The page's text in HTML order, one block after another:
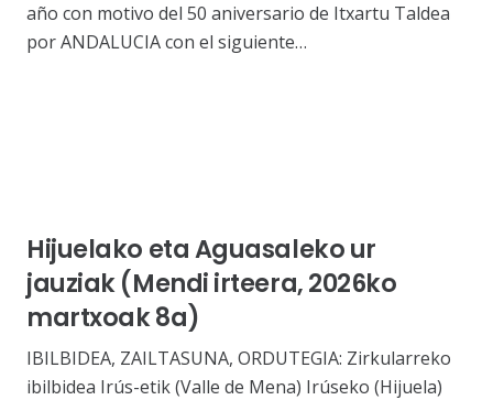
año con motivo del 50 aniversario de Itxartu Taldea
por ANDALUCIA con el siguiente…
Hijuelako eta Aguasaleko ur
jauziak (Mendi irteera, 2026ko
martxoak 8a)
IBILBIDEA, ZAILTASUNA, ORDUTEGIA: Zirkularreko
ibilbidea Irús-etik (Valle de Mena) Irúseko (Hijuela)